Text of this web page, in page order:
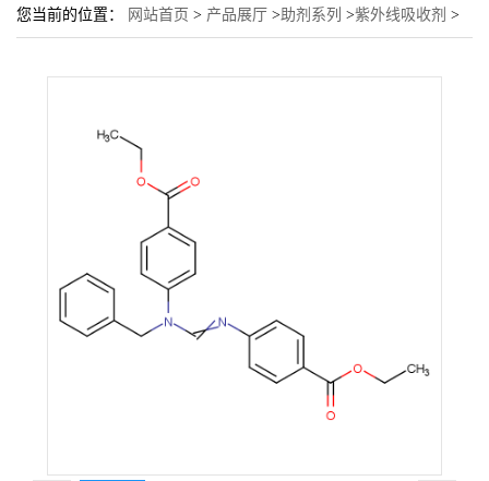
您当前的位置： 网站首页 > 产品展厅 >助剂系列 >紫外线吸收剂 >